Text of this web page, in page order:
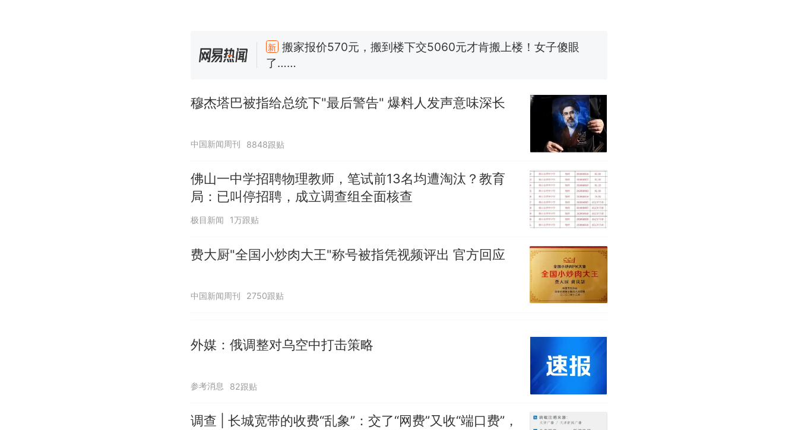
费大厨“全国小炒肉大王”称号，仅凭视频评出？中国烹饪协会回应
台风"白海豚"中心附近最大风力已达15级 最新研判
佛山一中学招聘物理教师，笔试前13名均遭淘汰？教育局：已叫停
热 那个在床头放菜刀的女孩，因老师一句“跟我回家”改写了人生
穆杰塔巴被指给总统下"最后警告" 爆料人发声意味深长
中国新闻周刊 8848跟贴
佛山一中学招聘物理教师，笔试前13名均遭淘汰？教育
局：已叫停招聘，成立调查组全面核查
极目新闻 1万跟贴
费大厨"全国小炒肉大王"称号被指凭视频评出 官方回应
中国新闻周刊 2750跟贴
外媒：俄调整对乌空中打击策略
参考消息 82跟贴
调查 | 长城宽带的收费“乱象”：交了“网费”又收“端口费”，